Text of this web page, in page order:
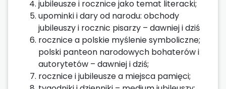
jubileusze i rocznice jako temat literacki;
upominki i dary od narodu: obchody
jubileuszy i rocznic pisarzy – dawniej i dziś
rocznice a polskie myślenie symboliczne;
polski panteon narodowych bohaterów i
autorytetów – dawniej i dziś;
rocznice i jubileusze a miejsca pamięci;